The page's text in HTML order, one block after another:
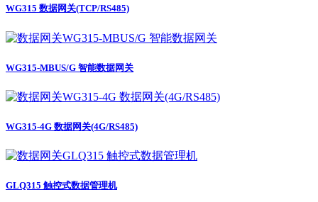
WG315 数据网关(TCP/RS485)
WG315-MBUS/G 智能数据网关
WG315-4G 数据网关(4G/RS485)
GLQ315 触控式数据管理机